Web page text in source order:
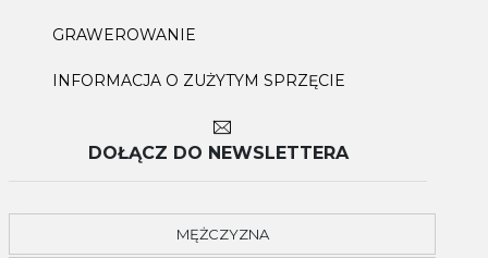
GRAWEROWANIE
INFORMACJA O ZUŻYTYM SPRZĘCIE
DOŁĄCZ DO NEWSLETTERA
MĘŻCZYZNA